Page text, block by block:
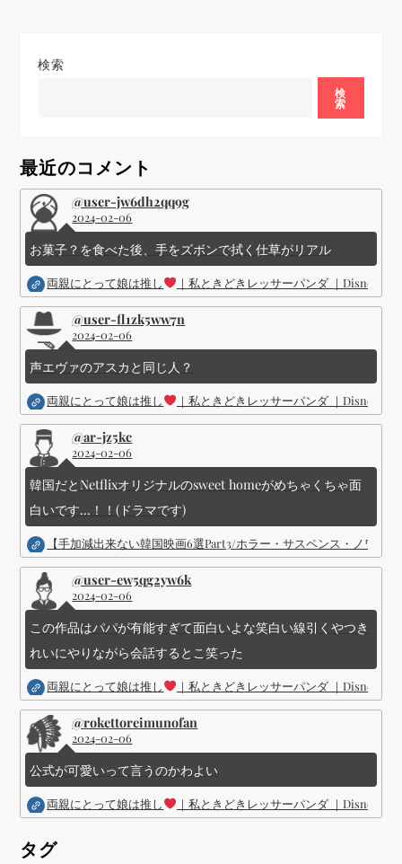
ゲ
シ
ョ
ン
検索
検
索
最近のコメント
@user-jw6dh2qq9g
2024-02-06
お菓子？を食べた後、手をズボンで拭く仕草がリアル
両親にとって娘は推し ｜私ときどきレッサーパンダ ｜Disney (
@user-fl1zk5ww7n
2024-02-06
声エヴァのアスカと同じ人？
両親にとって娘は推し ｜私ときどきレッサーパンダ ｜Disney (
@ar-jz5kc
2024-02-06
韓国だとNetflixオリジナルのsweet homeがめちゃくちゃ面
白いです...！！(ドラマです)
【手加減出来ない韓国映画6選Part3/ホラー・サスペンス・ノワー
@user-ew5qg2yw6k
2024-02-06
この作品はパパが有能すぎて面白いよな笑白い線引くやつき
れいにやりながら会話するとこ笑った
両親にとって娘は推し ｜私ときどきレッサーパンダ ｜Disney (
@rokettoreimunofan
2024-02-06
公式が可愛いって言うのかわよい
両親にとって娘は推し ｜私ときどきレッサーパンダ ｜Disney (
タグ